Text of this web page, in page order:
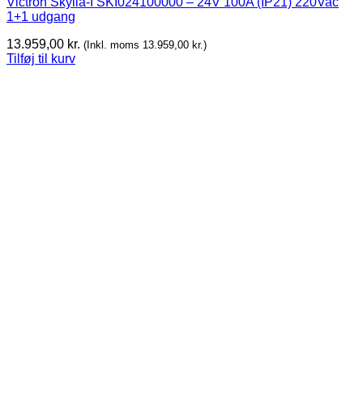
1+1 udgang
13.959,00 kr. (Inkl. moms 13.959,00 kr.)
Tilføj til kurv